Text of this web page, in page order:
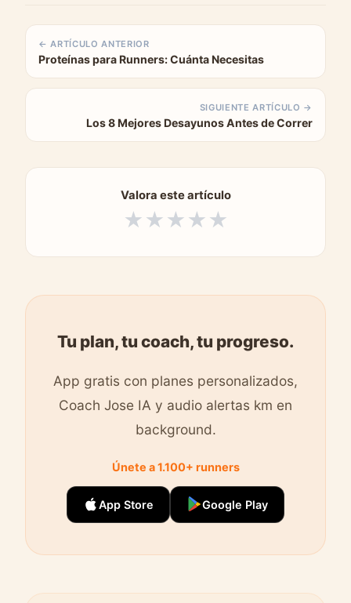
← ARTÍCULO ANTERIOR
Proteínas para Runners: Cuánta Necesitas
SIGUIENTE ARTÍCULO →
Los 8 Mejores Desayunos Antes de Correr
Valora este artículo
★★★★★
Tu plan, tu coach, tu progreso.
App gratis con planes personalizados,
Coach Jose IA y audio alertas km en
background.
Únete a 1.100+ runners
App Store Google Play